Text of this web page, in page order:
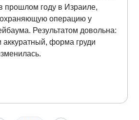
прошлом году в Израиле,
операцию у
Результатом довольна:
форма груди